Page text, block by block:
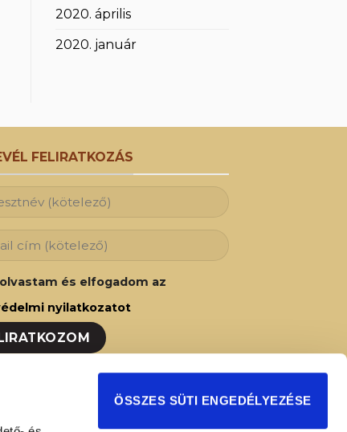
ÖSSZES SÜTI ENGEDÉLYEZÉSE
2020. április
2020. január
FELIRATKOZÁS
és elfogadom az
nyilatkozatot
fel hírlevelünkre és Ön is az elsők
értesülni legújabb akcióinkról,